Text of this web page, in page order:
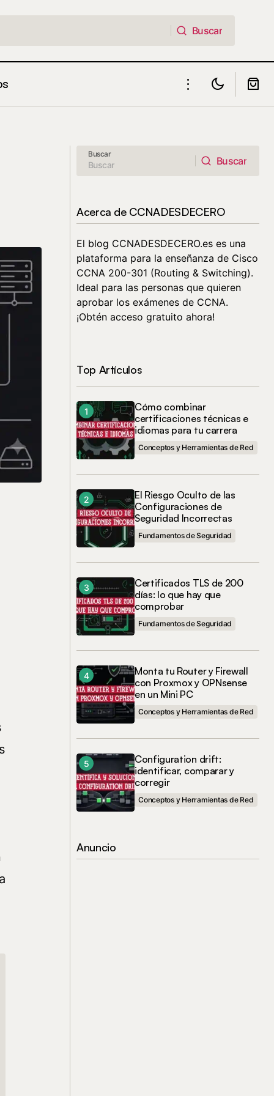
Buscar
Buscar
Buscar
Acerca de CCNADESDECERO
El blog CCNADESDECERO.es es una
plataforma para la enseñanza de Cisco
CCNA 200-301 (Routing & Switching).
Ideal para las personas que quieren
aprobar los exámenes de CCNA.
¡Obtén acceso gratuito ahora!
Top Artículos
Cómo combinar
certificaciones técnicas e
idiomas para tu carrera
Conceptos y Herramientas de Red
El Riesgo Oculto de las
Configuraciones de
Seguridad Incorrectas
Fundamentos de Seguridad
Certificados TLS de 200
días: lo que hay que
comprobar
Fundamentos de Seguridad
Monta tu Router y Firewall
con Proxmox y OPNsense
en un Mini PC
Conceptos y Herramientas de Red
Configuration drift:
identificar, comparar y
corregir
Conceptos y Herramientas de Red
Anuncio